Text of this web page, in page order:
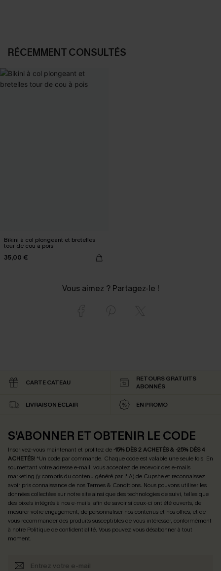
RÉCEMMENT CONSULTÉS
Bikini à col plongeant et bretelles
tour de cou à pois
35,00 €
Vous aimez ? Partagez-le !
CARTE CATEAU
RETOURS GRATUITS
ABONNÉS
LIVRAISON ÉCLAIR EN PROMO
S'ABONNER ET OBTENIR LE CODE
Inscrivez-vous maintenant et profitez de -15% DÈS 2 ACHETÉS & -25% DÈS 4
ACHETÉS! *Un code par commande. Chaque code est valable une seule fois. En
soumettant votre adresse e-mail, vous acceptez de recevoir des e-mails
marketing (y compris du contenu généré par l'IA) de Cupshe et reconnaissez
avoir pris connaissance de nosTermes & Conditions. Nous pouvons utiliser les
données collectées sur notre site ainsi que des technologies de suivi, telles que
des pixels intégrés à nos e-mails, afin de savoir si ceux-ci ont été ouverts, de
mesurer votre engagement, de personnaliser nos contenus et nos offres, et de
vous recommander des produits susceptibles de vous intéresser, conformément
à notre Politique de confidentialité. Vous pouvez vous désabonner à tout
moment.